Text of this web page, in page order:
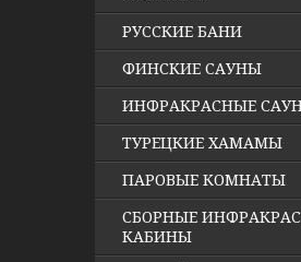
РУССКИЕ БАНИ
ФИНСКИЕ САУНЫ
ИНФРАКРАСНЫЕ
ТУРЕЦКИЕ ХАМАМЫ
ПАРОВЫЕ КОМНАТЫ
СБОРНЫЕ
КАБИНЫ